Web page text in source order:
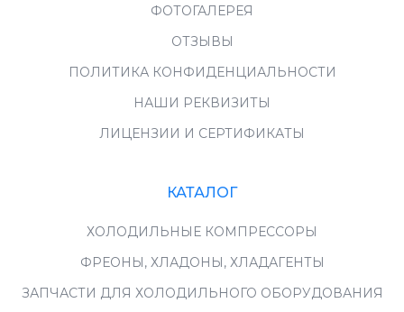
ФОТОГАЛЕРЕЯ
ОТЗЫВЫ
ПОЛИТИКА КОНФИДЕНЦИАЛЬНОСТИ
НАШИ РЕКВИЗИТЫ
ЛИЦЕНЗИИ И СЕРТИФИКАТЫ
КАТАЛОГ
ХОЛОДИЛЬНЫЕ КОМПРЕССОРЫ
ФРЕОНЫ, ХЛАДОНЫ, ХЛАДАГЕНТЫ
ЗАПЧАСТИ ДЛЯ ХОЛОДИЛЬНОГО ОБОРУДОВАНИЯ